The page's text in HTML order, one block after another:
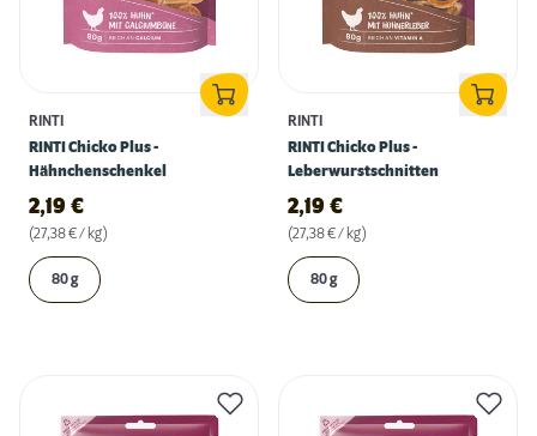
RINTI
RINTI Chicko Plus -
Hähnchenschenkel
2,19 €
(27,38 € / kg)
80 g
RINTI
RINTI Chicko Plus -
Leberwurstschnitten
2,19 €
(27,38 € / kg)
80 g